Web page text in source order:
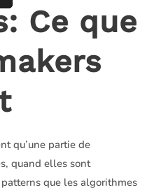
Ce que
qu’une partie de
quand elles sont
que les algorithmes